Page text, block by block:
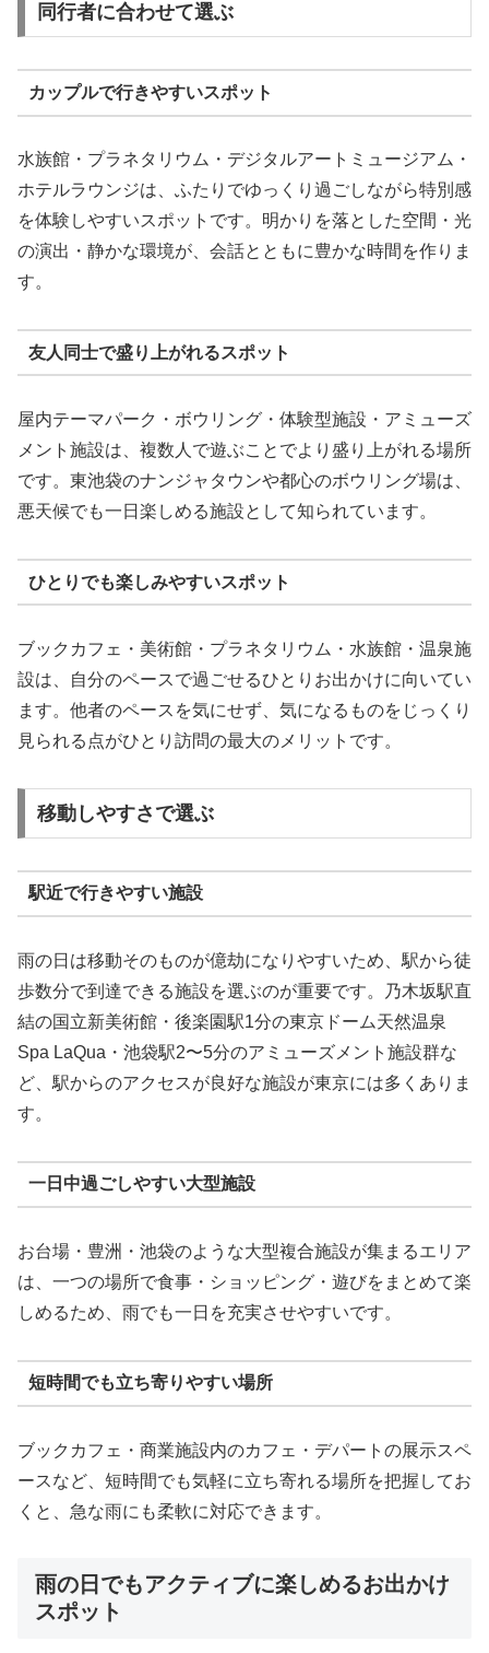
同行者に合わせて選ぶ
カップルで行きやすいスポット
水族館・プラネタリウム・デジタルアートミュージアム・
ホテルラウンジは、ふたりでゆっくり過ごしながら特別感
を体験しやすいスポットです。明かりを落とした空間・光
の演出・静かな環境が、会話とともに豊かな時間を作りま
す。
友人同士で盛り上がれるスポット
屋内テーマパーク・ボウリング・体験型施設・アミューズ
メント施設は、複数人で遊ぶことでより盛り上がれる場所
です。東池袋のナンジャタウンや都心のボウリング場は、
悪天候でも一日楽しめる施設として知られています。
ひとりでも楽しみやすいスポット
ブックカフェ・美術館・プラネタリウム・水族館・温泉施
設は、自分のペースで過ごせるひとりお出かけに向いてい
ます。他者のペースを気にせず、気になるものをじっくり
見られる点がひとり訪問の最大のメリットです。
移動しやすさで選ぶ
駅近で行きやすい施設
雨の日は移動そのものが億劫になりやすいため、駅から徒
歩数分で到達できる施設を選ぶのが重要です。乃木坂駅直
結の国立新美術館・後楽園駅1分の東京ドーム天然温泉
Spa LaQua・池袋駅2〜5分のアミューズメント施設群な
ど、駅からのアクセスが良好な施設が東京には多くありま
す。
一日中過ごしやすい大型施設
お台場・豊洲・池袋のような大型複合施設が集まるエリア
は、一つの場所で食事・ショッピング・遊びをまとめて楽
しめるため、雨でも一日を充実させやすいです。
短時間でも立ち寄りやすい場所
ブックカフェ・商業施設内のカフェ・デパートの展示スペ
ースなど、短時間でも気軽に立ち寄れる場所を把握してお
くと、急な雨にも柔軟に対応できます。
雨の日でもアクティブに楽しめるお出かけ
スポット